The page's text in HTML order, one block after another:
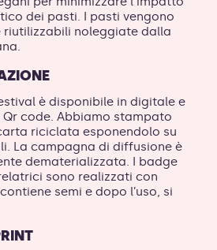
dei pasti. I pasti vengono
riutilizzabili noleggiate dalla
è disponibile in digitale e
code. Abbiamo stampato
riciclata esponendolo su
La campagna di diffusione è
dematerializzata. I badge
sono realizzati con
semi e dopo l’uso, si